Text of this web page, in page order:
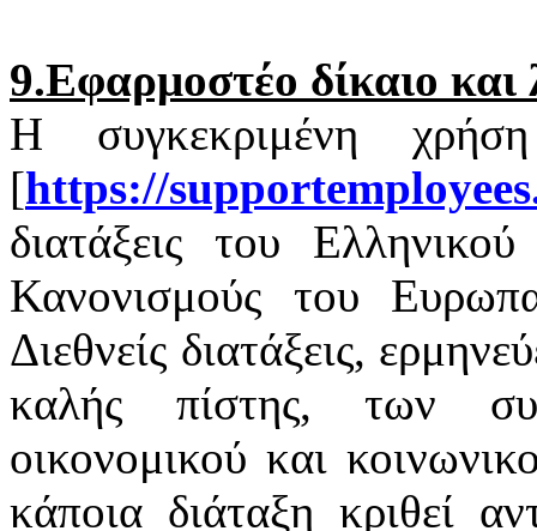
9.Εφαρμοστέο δίκαιο και
Η συγκεκριμένη
[https://supportemployees
διατάξεις του
Κανονισμούς του
Διεθνείς διατάξεις,
καλής πίστης, των
οικονομικού και
κάποια διάταξη κριθεί